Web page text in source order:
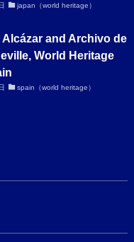
japan（world heritage）
Alcázar and Archivo de
World Heritage
spain（world heritage）